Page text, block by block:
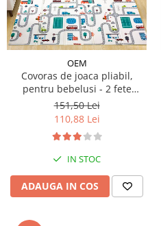
OEM
Covoras de joaca pliabil,
pentru bebelusi - 2 fete
traseu/animalute,
180/200/0.8cm
151,50 Lei
110,88 Lei
IN STOC
ADAUGA IN COS